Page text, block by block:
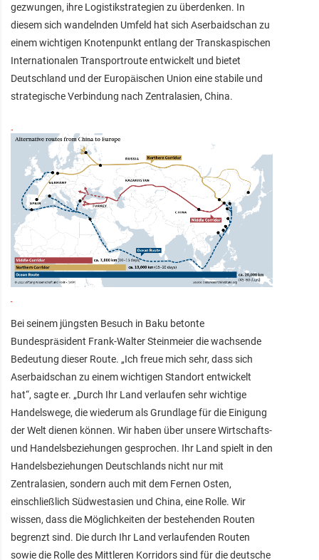
gezwungen, ihre Logistikstrategien zu überdenken. In
diesem sich wandelnden Umfeld hat sich Aserbaidschan zu
einem wichtigen Knotenpunkt entlang der Transkaspischen
Internationalen Transportroute entwickelt und bietet
Deutschland und der Europäischen Union eine stabile und
strategische Verbindung nach Zentralasien, China.
Bei seinem jüngsten Besuch in Baku betonte
Bundespräsident Frank-Walter Steinmeier die wachsende
Bedeutung dieser Route. „Ich freue mich sehr, dass sich
Aserbaidschan zu einem wichtigen Standort entwickelt
hat“, sagte er. „Durch Ihr Land verlaufen sehr wichtige
Handelswege, die wiederum als Grundlage für die Einigung
der Welt dienen können. Wir haben über unsere Wirtschafts-
und Handelsbeziehungen gesprochen. Ihr Land spielt in den
Handelsbeziehungen Deutschlands nicht nur mit
Zentralasien, sondern auch mit dem Fernen Osten,
einschließlich Südwestasien und China, eine Rolle. Wir
wissen, dass die Möglichkeiten der bestehenden Routen
begrenzt sind. Die durch Ihr Land verlaufenden Routen
sowie die Rolle des Mittleren Korridors sind für die deutsche